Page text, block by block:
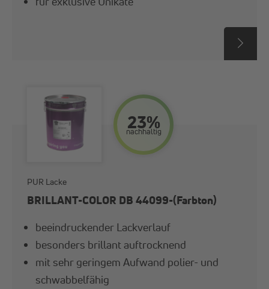
23%
nach­haltig
PUR Lacke
BRILLANT-COLOR DB 44099-(Farbton)
beeindruckender Lackverlauf
besonders brillant auftrocknend
mit sehr geringem Aufwand polier- und
schwabbelfähig